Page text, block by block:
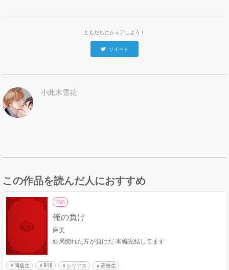
ともだちにシェアしよう！
ツイート
小此木雪花
この作品を読んだ人におすすめ
完結
俺の負け
麻美
結局惚れた方が負けだ 本編完結してます
同級生 R18 シリアス 高校生